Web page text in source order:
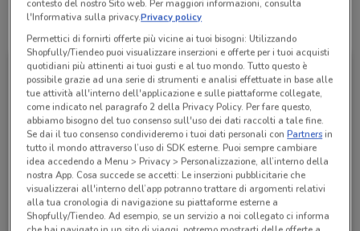
Tutte le promozioni di questo negozio
Douglas
contesto del nostro Sito web. Per maggiori informazioni, consulta
l'Informativa sulla privacy.Privacy policy
Permettici di fornirti offerte più vicine ai tuoi bisogni: Utilizzando
Shopfully/Tiendeo puoi visualizzare inserzioni e offerte per i tuoi acquisti
quotidiani più attinenti ai tuoi gusti e al tuo mondo. Tutto questo è
possibile grazie ad una serie di strumenti e analisi effettuate in base alle
tue attività all'interno dell'applicazione e sulle piattaforme collegate,
come indicato nel paragrafo 2 della Privacy Policy. Per fare questo,
abbiamo bisogno del tuo consenso sull'uso dei dati raccolti a tale fine.
Se dai il tuo consenso condivideremo i tuoi dati personali conPartnersin
tutto il mondo attraverso l’uso di SDK esterne. Puoi sempre cambiare
idea accedendo a Menu > Privacy > Personalizzazione, all’interno della
nostra App. Cosa succede se accetti: Le inserzioni pubblicitarie che
visualizzerai all'interno dell’app potranno trattare di argomenti relativi
alla tua cronologia di navigazione su piattaforme esterne a
Shopfully/Tiendeo. Ad esempio, se un servizio a noi collegato ci informa